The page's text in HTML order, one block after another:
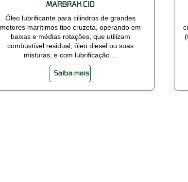
MARBRAX CID
Óleo lubrificante para cilindros de grandes
motores marítimos tipo cruzeta, operando em
baixas e médias rotações, que utilizam
combustível residual, óleo diesel ou suas
misturas, e com lubrificação…
Saiba mais